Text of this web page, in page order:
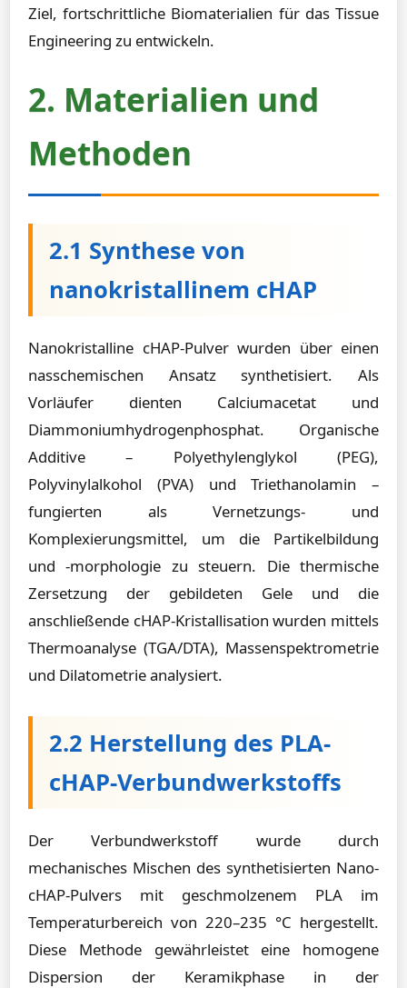
Ziel, fortschrittliche Biomaterialien für das Tissue
Engineering zu entwickeln.
2. Materialien und
Methoden
2.1 Synthese von
nanokristallinem cHAP
Nanokristalline cHAP-Pulver wurden über einen
nasschemischen Ansatz synthetisiert. Als
Vorläufer dienten Calciumacetat und
Diammoniumhydrogenphosphat. Organische
Additive – Polyethylenglykol (PEG),
Polyvinylalkohol (PVA) und Triethanolamin –
fungierten als Vernetzungs- und
Komplexierungsmittel, um die Partikelbildung
und -morphologie zu steuern. Die thermische
Zersetzung der gebildeten Gele und die
anschließende cHAP-Kristallisation wurden mittels
Thermoanalyse (TGA/DTA), Massenspektrometrie
und Dilatometrie analysiert.
2.2 Herstellung des PLA-
cHAP-Verbundwerkstoffs
Der Verbundwerkstoff wurde durch
mechanisches Mischen des synthetisierten Nano-
cHAP-Pulvers mit geschmolzenem PLA im
Temperaturbereich von 220–235 °C hergestellt.
Diese Methode gewährleistet eine homogene
Dispersion der Keramikphase in der